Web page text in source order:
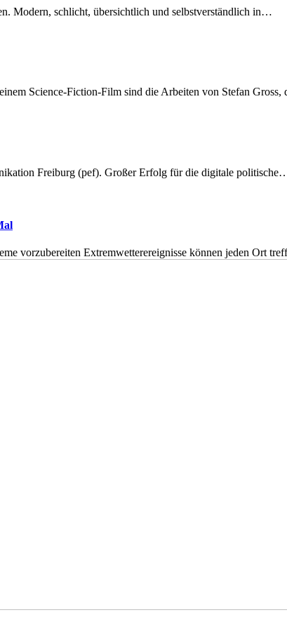
Modern, schlicht, übersichtlich und selbstverständlich in…
Science-Fiction-Film sind die Arbeiten von Stefan
Freiburg (pef). Großer Erfolg für die digitale
vorzubereiten Extremwetterereignisse können jeden Ort